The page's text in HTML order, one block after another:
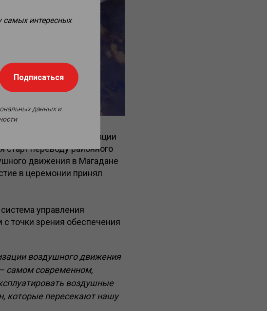
гражданской авиации
старт переводу районного
движения в Магадане
в церемонии принял
управления
точки зрения обеспечения
воздушного движения
самом современном,
воздушные
которые пересекают нашу
самых интересных
Подписаться
данных и